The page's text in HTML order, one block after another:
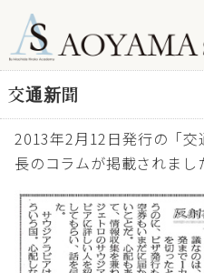
交通新聞
2013年2月12日発行の「
長のコラムが掲載されまし